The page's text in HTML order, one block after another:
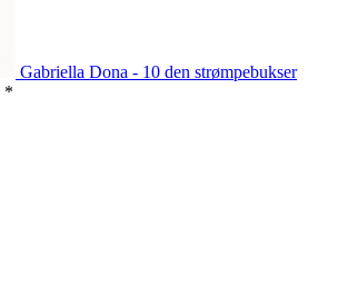
Gabriella Dona - 10 den strømpebukser
*